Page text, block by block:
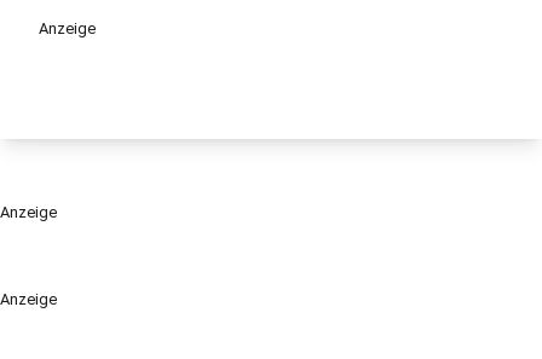
Anzeige
Anzeige
Anzeige